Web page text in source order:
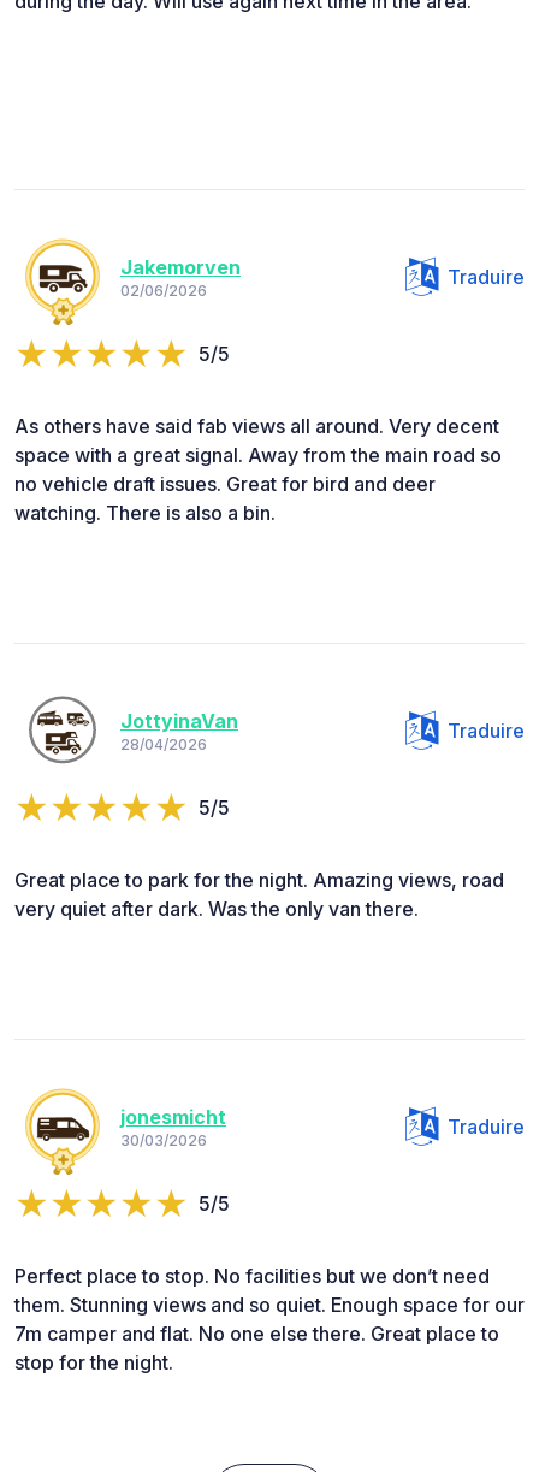
Jakemorven
02/06/2026
Traduire
5/5
As others have said fab views all around. Very decent
space with a great signal. Away from the main road so
no vehicle draft issues. Great for bird and deer
watching. There is also a bin.
JottyinaVan
28/04/2026
Traduire
5/5
Great place to park for the night. Amazing views, road
very quiet after dark. Was the only van there.
jonesmicht
30/03/2026
Traduire
5/5
Perfect place to stop. No facilities but we don’t need
them. Stunning views and so quiet. Enough space for our
7m camper and flat. No one else there. Great place to
stop for the night.